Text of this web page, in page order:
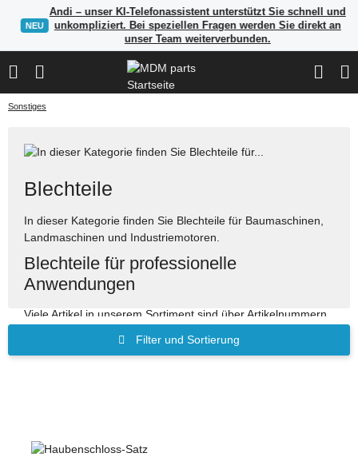
NEU
Andi – unser KI-Telefonassistent unterstützt Sie schnell und
unkompliziert. Bei speziellen Fragen werden Sie direkt an
unser Team weiterverbunden.
Sonstiges
Blechteile
In dieser Kategorie finden Sie Blechteile für Baumaschinen,
Landmaschinen und Industriemotoren.
Blechteile für professionelle
Anwendungen
Viele Artikel in unserem Sortiment sind über Artikelnummern,
Sie die Suche, um passende Ersatzteile schnell zu finden.
Filter und Sortierung